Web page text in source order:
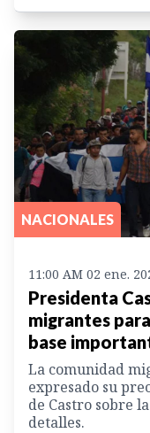
NACIONALES
11:00 AM 02 ene.
Presidenta
migrantes
base
La comunidad
expresado su
de Castro sobre
detalles.